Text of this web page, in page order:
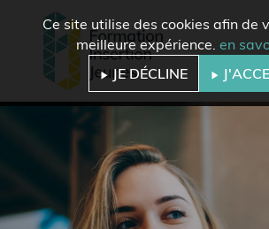
Ce site utilise des cookies afin de
meilleure expérience. en
JE DÉCLINE